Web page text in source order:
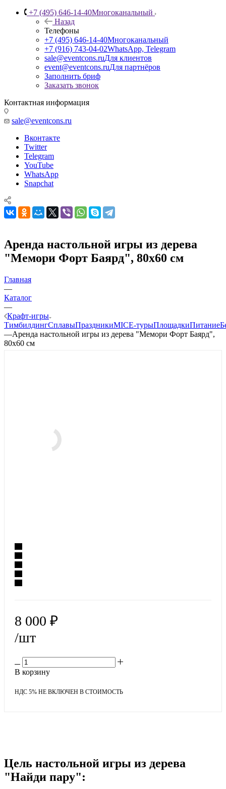
+7 (495) 646-14-40Многоканальный
Назад
Телефоны
+7 (495) 646-14-40Многоканальный
+7 (916) 743-04-02WhatsApp, Telegram
sale@eventcons.ruДля клиентов
event@eventcons.ruДля партнёров
Заполнить бриф
Заказать звонок
Контактная информация
sale@eventcons.ru
Вконтакте
Twitter
Telegram
YouTube
WhatsApp
Snapchat
Аренда настольной игры из дерева
"Мемори Форт Баярд", 80x60 см
Главная
—
Каталог
—
Крафт-игры
ТимбилдингСплавыПраздникиMICE‑турыПлощадкиПитание
—Аренда настольной игры из дерева "Мемори Форт Баярд",
80x60 см
8 000 ₽
/шт
В корзину
НДС 5% НЕ ВКЛЮЧЕН В СТОИМОСТЬ
Цель настольной игры из дерева
"Найди пару":